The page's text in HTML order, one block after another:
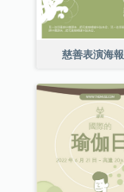
慈善表演海報